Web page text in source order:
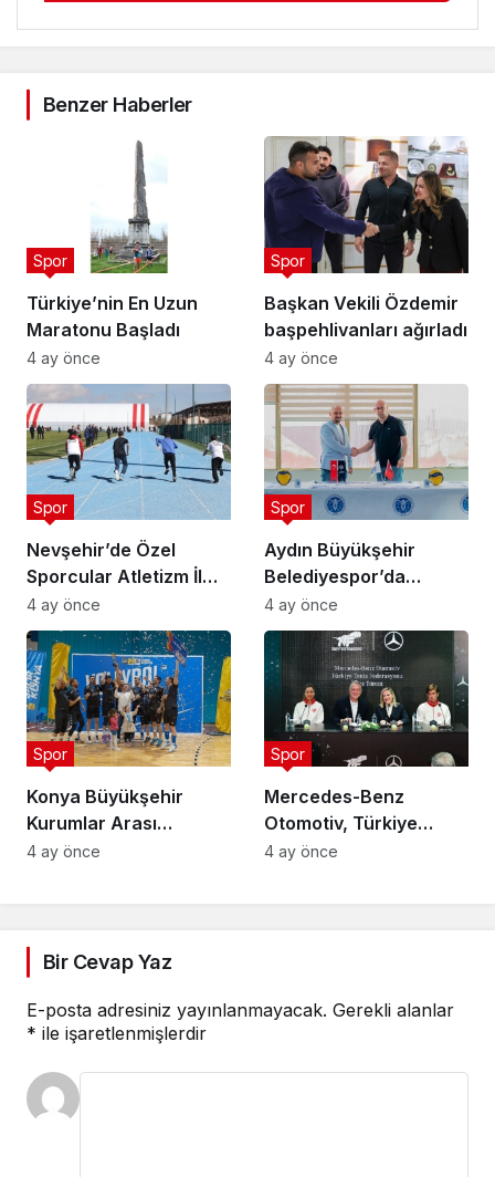
Benzer Haberler
Türkiye’nin En Uzun
Maratonu Başladı
Spor
4 ay önce
Başkan Vekili Özdemir
başpehlivanları ağırladı
Spor
4 ay önce
Nevşehir’de Özel
Sporcular Atletizm İl
Şampiyonası
Düzenlendi
Spor
4 ay önce
Aydın Büyükşehir
Belediyespor’da
Ataman Güneyligil
Dönemi
Spor
4 ay önce
Konya Büyükşehir
Kurumlar Arası
Voleybol Turnuvası
Spor
4 ay önce
Mercedes-Benz
Otomotiv, Türkiye
Tenis Federasyonu’nun
Spor
4 ay önce
Bir Cevap Yaz
E-posta adresiniz yayınlanmayacak. Gerekli alanlar
* ile işaretlenmişlerdir